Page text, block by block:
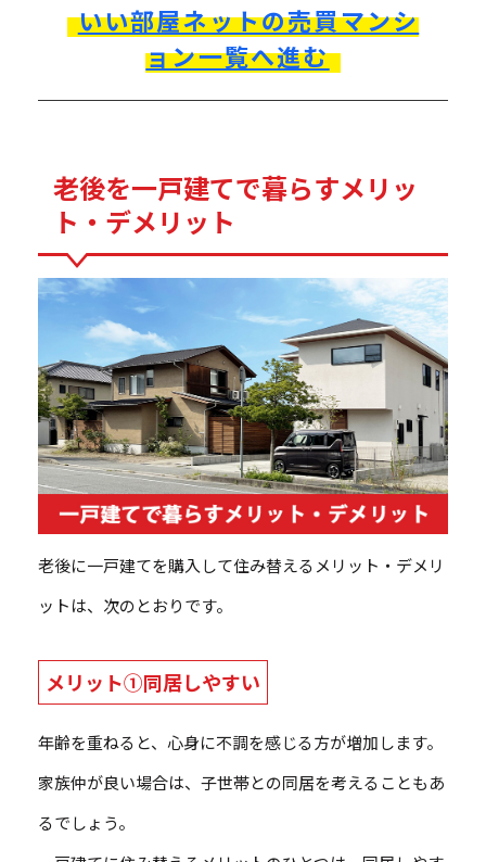
いい部屋ネットの売買マンシ
ョン一覧へ進む
老後を一戸建てで暮らすメリッ
ト・デメリット
老後に一戸建てを購入して住み替えるメリット・デメリ
ットは、次のとおりです。
メリット①同居しやすい
年齢を重ねると、心身に不調を感じる方が増加します。
家族仲が良い場合は、子世帯との同居を考えることもあ
るでしょう。